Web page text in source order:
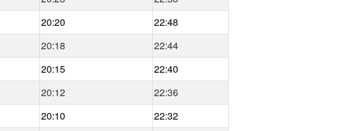
20:20
22:48
20:18
22:44
20:15
22:40
20:12
22:36
20:10
22:32